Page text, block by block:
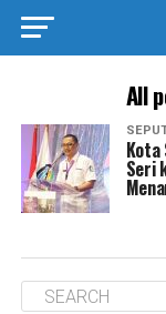
All
Kota
Seri